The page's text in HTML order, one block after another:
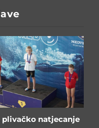
plivačko natjecanje